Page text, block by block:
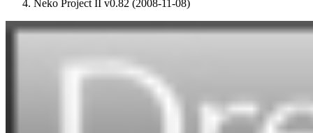
Neko Project II v0.82 (2008-11-08)